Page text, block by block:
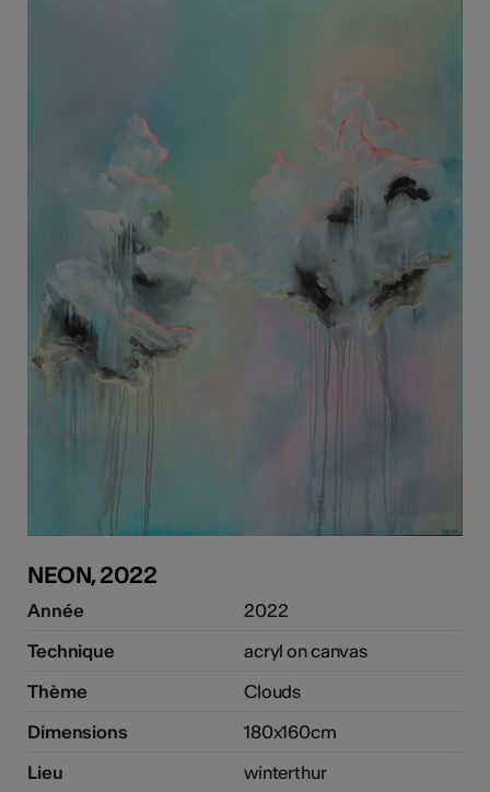
NEON, 2022
Année
2022
Technique
acryl on canvas
Thème
Clouds
Dimensions
180x160cm
Lieu
winterthur